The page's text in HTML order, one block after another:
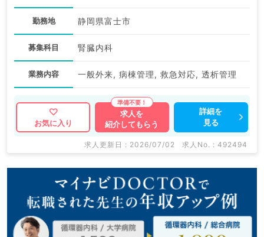
勤務地 静岡県富士市
募集科目 腎臓内科
業務内容 一般外来, 病棟管理, 救急対応, 透析管理
お気に入り
求人を
紹介してもらう
詳細を
見る
求人更新日 : 2026/07/02 求人No. : 492494